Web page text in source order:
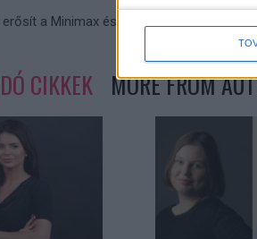
a Minimax és a Megamax
CIKKEK MORE FROM